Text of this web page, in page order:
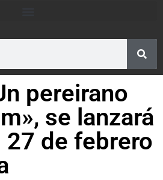
pereirano
se lanzará
de febrero